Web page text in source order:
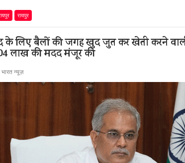
रायपुर
के लिए बैलों की जगह खुद जुत कर खेती करने
04 लाख की मदद मंजूर की
भारत न्यूज़